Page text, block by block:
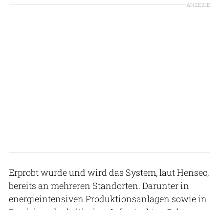
ANZEIGE
Erprobt wurde und wird das System, laut Hensec,
bereits an mehreren Standorten. Darunter in
energieintensiven Produktionsanlagen sowie in